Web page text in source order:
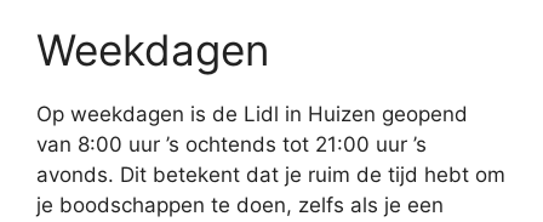
Weekdagen
Op weekdagen is de Lidl in Huizen geopend
van 8:00 uur ’s ochtends tot 21:00 uur ’s
avonds. Dit betekent dat je ruim de tijd hebt om
je boodschappen te doen, zelfs als je een